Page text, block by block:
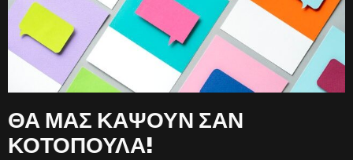
ΘΑ ΜΑΣ ΚΑΨΟΥΝ ΣΑΝ
ΚΟΤΟΠΟΥΛΑ!